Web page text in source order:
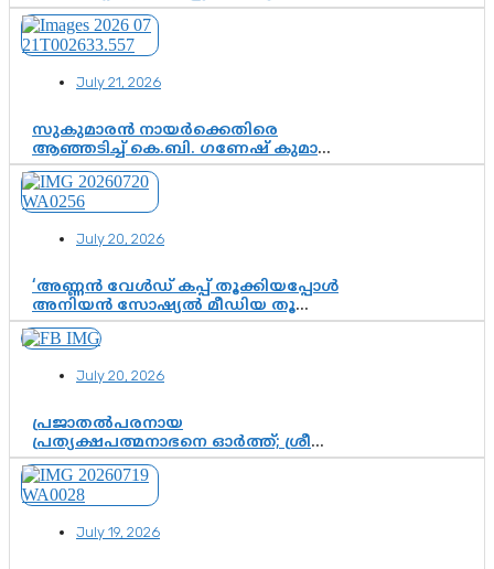
വീണ്ടും തള്ളി; അന്വേഷണം തുടരാൻ
കോടതി അനുമതി
July 21, 2026
സുകുമാരൻ നായർക്കെതിരെ
ആഞ്ഞടിച്ച് കെ.ബി. ഗണേഷ് കുമാർ,
വി.ഡി. സതീശന് പൂർണ പിന്തുണ
July 20, 2026
‘അണ്ണൻ വേൾഡ് കപ്പ് തൂക്കിയപ്പോൾ
അനിയൻ സോഷ്യൽ മീഡിയ തൂക്കി’;
ലാമിൻ യമാലിന്റെ
കിരീടധാരണത്തിനിടെ
ചുണക്കുട്ടൻ
July 20, 2026
പ്രജാതൽപരനായ
പ്രത്യക്ഷപത്മനാഭനെ ഓർത്ത്; ശ്രീ
ചിത്തിര തിരുനാൾ മഹാരാജാവിന്റെ
35-ാം നാടുനീങ്ങൽ ദിനം ഇന്ന്
July 19, 2026